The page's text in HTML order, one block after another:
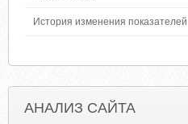
История изменения показателей
АНАЛИЗ САЙТА